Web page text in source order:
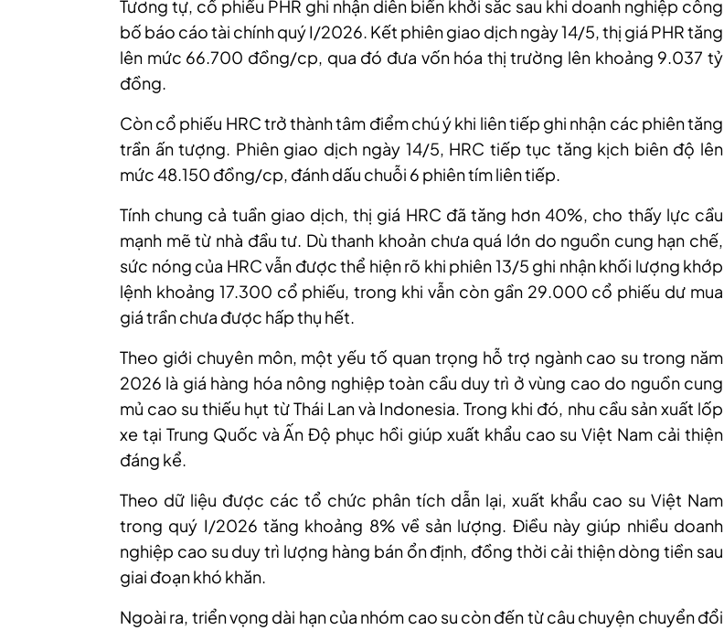
Tương tự, cổ phiếu PHR ghi nhận diễn biến khởi sắc sau khi doanh nghiệp công
bố báo cáo tài chính quý I/2026. Kết phiên giao dịch ngày 14/5, thị giá PHR tăng
lên mức 66.700 đồng/cp, qua đó đưa vốn hóa thị trường lên khoảng 9.037 tỷ
đồng.
Còn cổ phiếu HRC trở thành tâm điểm chú ý khi liên tiếp ghi nhận các phiên tăng
trần ấn tượng. Phiên giao dịch ngày 14/5, HRC tiếptục tăng kịch biên độ lên
mức 48.150 đồng/cp, đánhdấu chuỗi 6 phiên tím liên tiếp.
Tính chung cả tuần giao dịch, thị giá HRC đã tăng hơn 40%, cho thấy lực cầu
mạnh mẽ từ nhà đầu tư. Dù thanh khoản chưa quá lớn do nguồn cung hạn chế,
sức nóng của HRC vẫn được thể hiện rõ khi phiên 13/5 ghi nhận khối lượng khớp
lệnh khoảng 17.300 cổ phiếu, trong khi vẫn còn gần 29.000 cổ phiếu dư mua
giá trần chưa được hấp thụ hết.
Theo giới chuyên môn, một yếu tố quan trọng hỗ trợ ngành cao su trong năm
2026 là giá hàng hóa nông nghiệp toàn cầu duy trì ở vùng cao do nguồn cung
mủ cao su thiếu hụt từ Thái Lan và Indonesia. Trong khi đó, nhu cầu sản xuất lốp
xe tại Trung Quốc và Ấn Độ phục hồi giúp xuất khẩu cao su Việt Nam cải thiện
đáng kể.
Theo dữ liệu được các tổ chức phân tích dẫn lại, xuất khẩu cao su Việt Nam
trong quý I/2026 tăng khoảng 8% về sản lượng. Điều này giúp nhiều doanh
nghiệp cao su duy trì lượng hàng bán ổn định, đồng thời cải thiện dòng tiền sau
giai đoạn khó khăn.
Ngoài ra, triển vọng dài hạn của nhóm cao su còn đến từ câu chuyện chuyển đổi